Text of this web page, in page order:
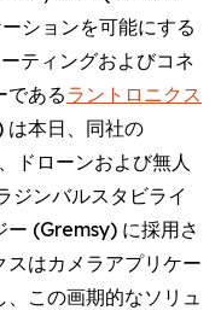
ションを可能にする
ティングおよびコネ
であるラントロニクス
は本日、同社の
ドローンおよび無人
ジンバルスタビライ
(Gremsy) に採用さ
はカメラアプリケー
この画期的なソリュ